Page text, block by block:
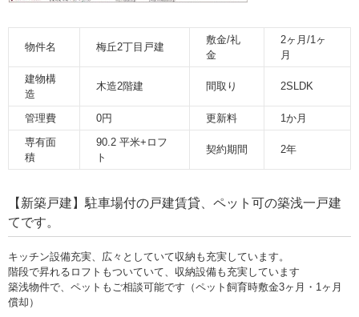
物件名 梅丘2丁目戸建
敷金/礼
金
2ヶ月/1ヶ
月
建物構
造
木造2階建 間取り 2SLDK
管理費 0円 更新料
1か月
専有面
積
90.2 平米+ロフ
ト
契約期間 2年
【新築戸建】駐車場付の戸建賃貸、ペット可の築浅一戸建
てです。
キッチン設備充実、広々としていて収納も充実しています。
階段で昇れるロフトもついていて、収納設備も充実しています
築浅物件で、ペットもご相談可能です（ペット飼育時敷金3ヶ月・1ヶ月
償却）